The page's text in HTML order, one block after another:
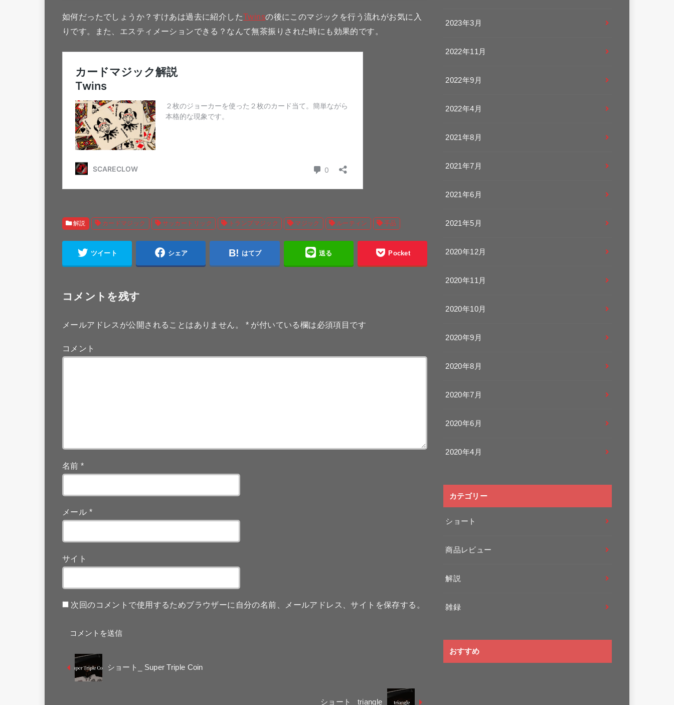
如何だったでしょうか？すけあは過去に紹介したTwinsの後にこのマジックを行う流れがお気に入
りです。また、エスティメーションできる？なんて無茶振りされた時にも効果的です。
解説 カードマジック サッカートリック トランプマジック マジック ルーティン 手品
ツイート シェア はてブ 送る Pocket
コメントを残す
メールアドレスが公開されることはありません。 *が付いている欄は必須項目です
コメント
名前*
メール *
サイト
次回のコメントで使用するためブラウザーに自分の名前、メールアドレス、サイトを保存する。
ショート_ Super Triple Coin
ショート_ triangle
2023年3月
2022年11月
2022年9月
2022年4月
2021年8月
2021年7月
2021年6月
2021年5月
2020年12月
2020年11月
2020年10月
2020年9月
2020年8月
2020年7月
2020年6月
2020年4月
カテゴリー
ショート
商品レビュー
解説
雑録
おすすめ